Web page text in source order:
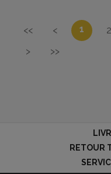
<< < 1 2
>
>>
RETOUR